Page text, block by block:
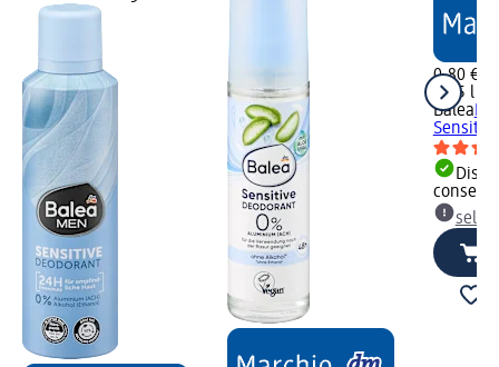
0,80 €
0,05 l
Balea